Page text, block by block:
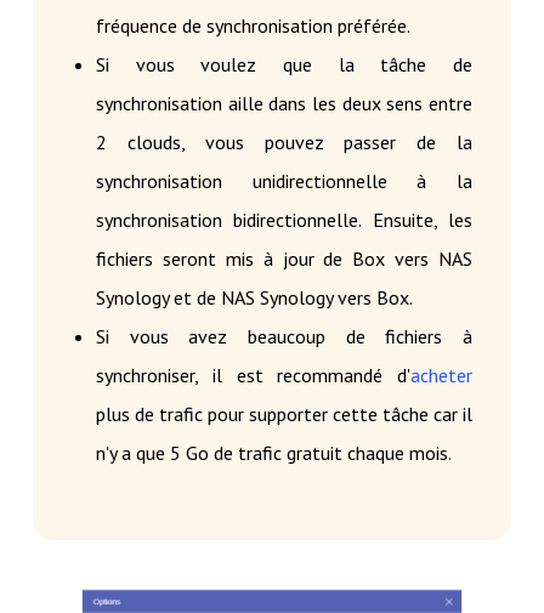
fréquence de synchronisation préférée.
Si vous voulez que la tâche de
synchronisation aille dans les deux sens entre
2 clouds, vous pouvez passer de la
synchronisation unidirectionnelle à la
synchronisation bidirectionnelle. Ensuite, les
fichiers seront mis à jour de Box vers NAS
Synology et de NAS Synology vers Box.
Si vous avez beaucoup de fichiers à
synchroniser, il est recommandé d'acheter
plus de trafic pour supporter cette tâche car il
n'y a que 5 Go de trafic gratuit chaque mois.